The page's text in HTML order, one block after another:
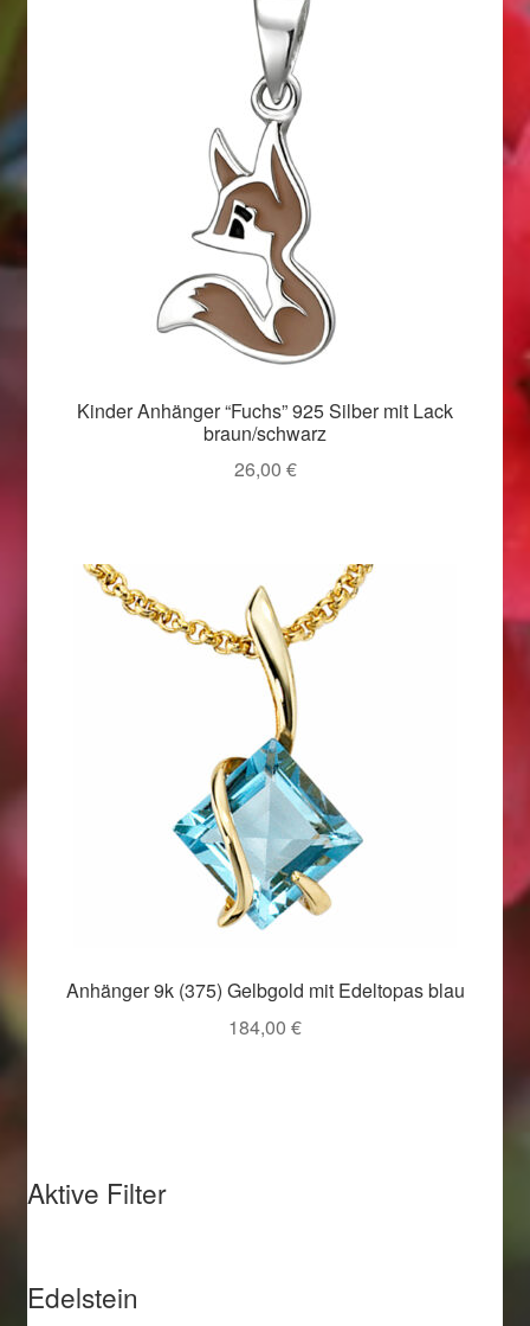
Valentinstag Geschenke
Vertrag widerrufen
Weihnachtsangebote 2015
Weihnachtsangebote 2017
Weihnachtsangebote 2019
Weihnachtsangebote 2020
Woocommerce Predictive Search
Kinder Anhänger “Fuchs” 925 Silber mit Lack
braun/schwarz
26,00 €
Anhänger 9k (375) Gelbgold mit Edeltopas blau
184,00 €
Aktive Filter
Edelstein